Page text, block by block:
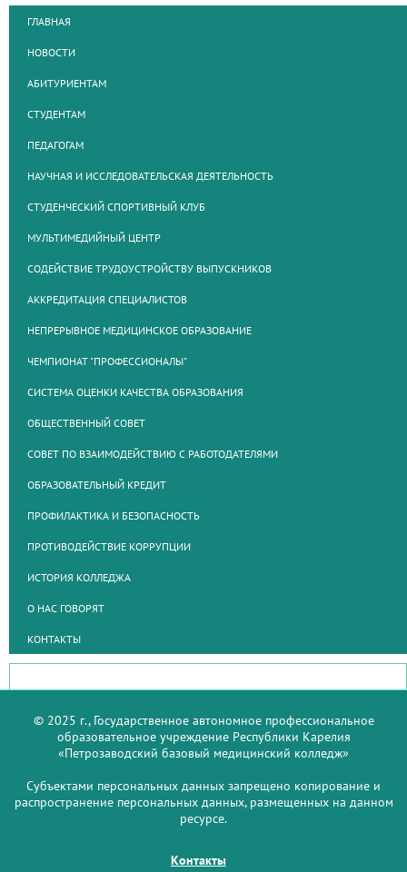
ГЛАВНАЯ
НОВОСТИ
АБИТУРИЕНТАМ
СТУДЕНТАМ
ПЕДАГОГАМ
НАУЧНАЯ И ИССЛЕДОВАТЕЛЬСКАЯ ДЕЯТЕЛЬНОСТЬ
СТУДЕНЧЕСКИЙ СПОРТИВНЫЙ КЛУБ
МУЛЬТИМЕДИЙНЫЙ ЦЕНТР
СОДЕЙСТВИЕ ТРУДОУСТРОЙСТВУ ВЫПУСКНИКОВ
АККРЕДИТАЦИЯ СПЕЦИАЛИСТОВ
НЕПРЕРЫВНОЕ МЕДИЦИНСКОЕ ОБРАЗОВАНИЕ
ЧЕМПИОНАТ "ПРОФЕССИОНАЛЫ"
СИСТЕМА ОЦЕНКИ КАЧЕСТВА ОБРАЗОВАНИЯ
ОБЩЕСТВЕННЫЙ СОВЕТ
СОВЕТ ПО ВЗАИМОДЕЙСТВИЮ С РАБОТОДАТЕЛЯМИ
ОБРАЗОВАТЕЛЬНЫЙ КРЕДИТ
ПРОФИЛАКТИКА И БЕЗОПАСНОСТЬ
ПРОТИВОДЕЙСТВИЕ КОРРУПЦИИ
ИСТОРИЯ КОЛЛЕДЖА
О НАС ГОВОРЯТ
КОНТАКТЫ
© 2025 г., Государственное автономное профессиональное
образовательное учреждение Республики Карелия
«Петрозаводский базовый медицинский колледж»
Субъектами персональных данных запрещено копирование и
распространение персональных данных, размещенных на данном
ресурсе.
Контакты